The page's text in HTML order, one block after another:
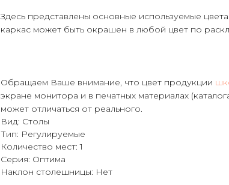
Здесь представлены основные используемые
каркас может быть окрашен в любой цвет по
Обращаем Ваше внимание, что цвет продукции
экране монитора и в печатных материалах
может отличаться от реального.
Вид: Столы
Тип: Регулируемые
Количество мест: 1
Серия: Оптима
Наклон столешницы: Нет